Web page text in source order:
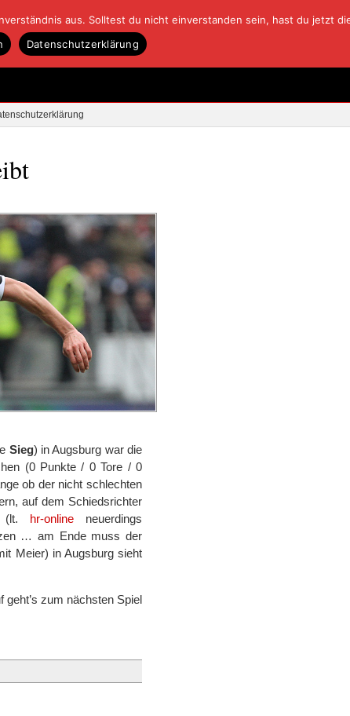
Sieg) in Augsburg war die
(0 Punkte / 0 Tore / 0
ob der nicht schlechten
auf dem Schiedsrichter
(lt. hr-onlineneuerdings
… am Ende muss der
Meier) in Augsburg sieht
zum nächsten Spiel
aus. Solltest du nicht einverstanden sein, hast du jetzt
Datenschutzerklärung